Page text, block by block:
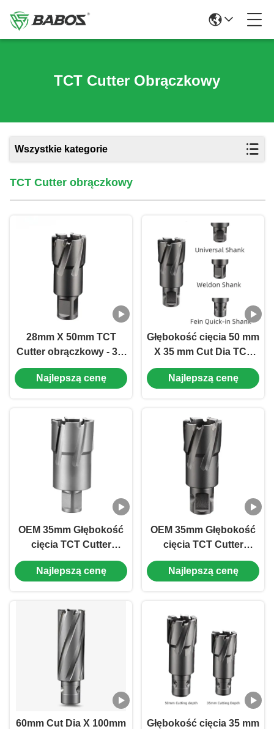
TCT Cutter Obrączkowy
Wszystkie kategorie
TCT Cutter obrączkowy
28mm X 50mm TCT
Cutter obrączkowy - 3/4
"Weldon Shank Mag
Drill Bit Carbide Core
Najlepszą cenę
Głębokość cięcia 50 mm
X 35 mm Cut Dia TCT
Annular Cutter z
uniwersalną szczypą
Najlepszą cenę
OEM 35mm Głębokość
cięcia TCT Cutter
rocznikowy 19.05mm
Weldon Shank Cutter
Najlepszą cenę
OEM 35mm Głębokość
cięcia TCT Cutter
rocznikowy 19.05mm
Uniwersalny szkielet
Najlepszą cenę
60mm Cut Dia X 100mm
Głębokość cięcia 35 mm